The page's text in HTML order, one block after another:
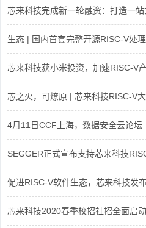
芯来科技完成新一轮融资：打造一
生态 | 国内首套完整开源RISC-V处
芯来科技获小米投资，加速RISC-V
芯之火，可燎原 | 芯来科技RISC-V大
4月11日CCF上海，数据安全云论
SEGGER正式宣布支持芯来科技
促进RISC-V软件生态，芯来科技发
芯来科技2020春季校招社招全面启动